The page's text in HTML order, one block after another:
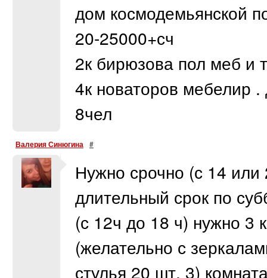
дом космодемьянской
20-25000+сч
2к бирюзова пол меб и
4к новаторов мебелир
8чел
Валерия Синюгина #
Нужно срочно (с 14
длительный срок по
(с 12ч до 18 ч) нужно 3
(желательно с
стулья 20 шт. 3)